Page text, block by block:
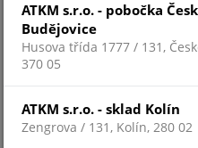
ATKM s.r.o. - pobočka
Budějovice
Husova třída 1777 / 131,
370 05
ATKM s.r.o. - sklad Kolín
Zengrova / 131, Kolín, 280 02